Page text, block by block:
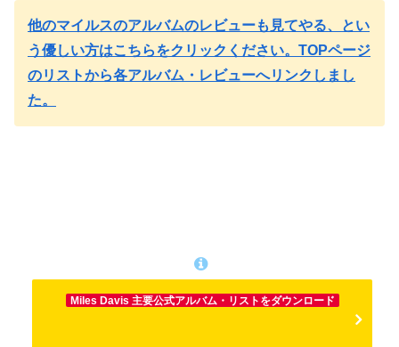
他のマイルスのアルバムのレビューも見てやる、とい
う優しい方はこちらをクリックください。TOPページ
のリストから各アルバム・レビューへリンクしまし
た。
Miles Davis 主要公式アルバム・リストをダウンロード